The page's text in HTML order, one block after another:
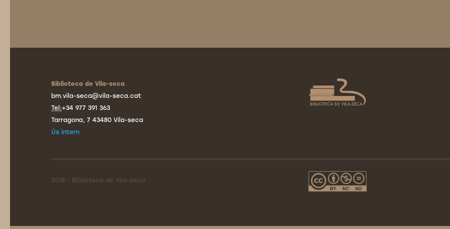
Biblioteca de Vila-seca
bm.vila-seca@vila-seca.cat
Tel:+34 977 391 363
Tarragona, 7 43480 Vila-seca
Ús intern
2018 - Biblioteca de Vila-seca